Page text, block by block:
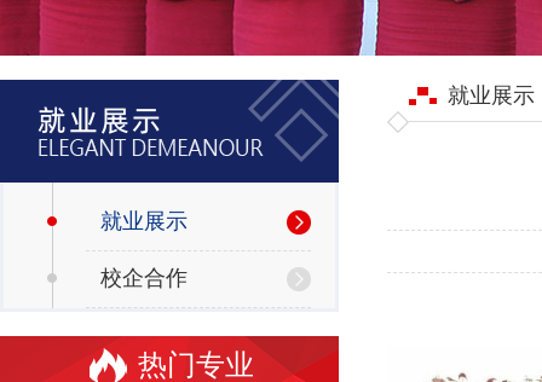
就业展示
校企合作
热门专业
就业展示